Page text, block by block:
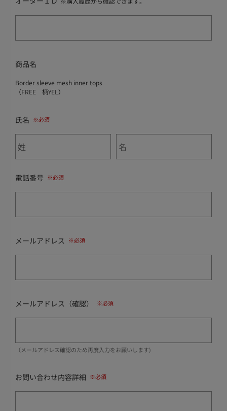
商品名
Border sleeve mesh inner tops
（FREE 柄YEL）
氏名
電話番号
メールアドレス
メールアドレス（確認）
（メールアドレス確認のため再度入力をお願いします)
お問い合わせ内容詳細